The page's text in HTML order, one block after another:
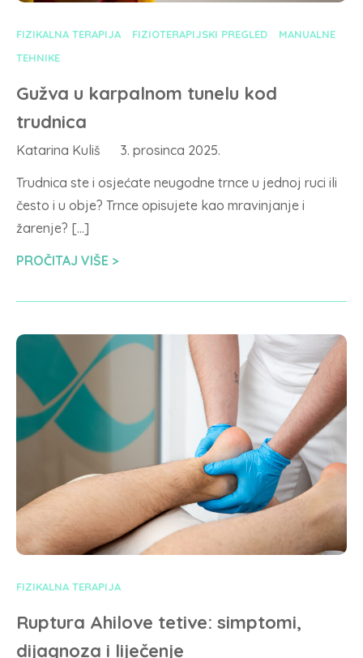
FIZIKALNA TERAPIJA FIZIOTERAPIJSKI PREGLED
MANUALNE
TEHNIKE
Gužva u karpalnom tunelu kod
trudnica
Katarina Kuliš
3. prosinca 2025.
Trudnica ste i osjećate neugodne trnce u jednoj ruci ili
često i u obje? Trnce opisujete kao mravinjanje i
žarenje? […]
PROČITAJ VIŠE
FIZIKALNA TERAPIJA
Ruptura Ahilove tetive: simptomi,
dijagnoza i liječenje